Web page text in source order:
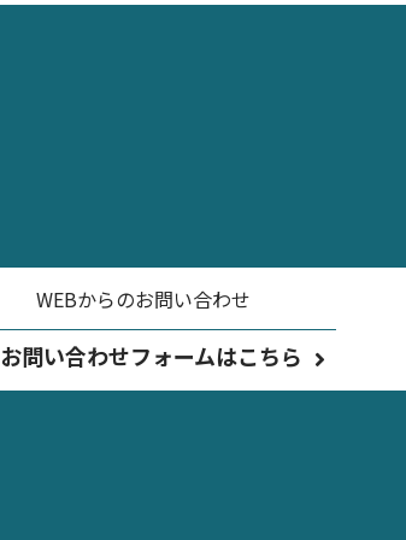
WEBからのお問い合わせ
お問い合わせフォームはこちら